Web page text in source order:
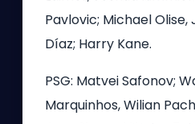
Pavlovic; Michael Olise,
Díaz; Harry Kane.
PSG: Matvei Safonov;
Marquinhos, Wilian